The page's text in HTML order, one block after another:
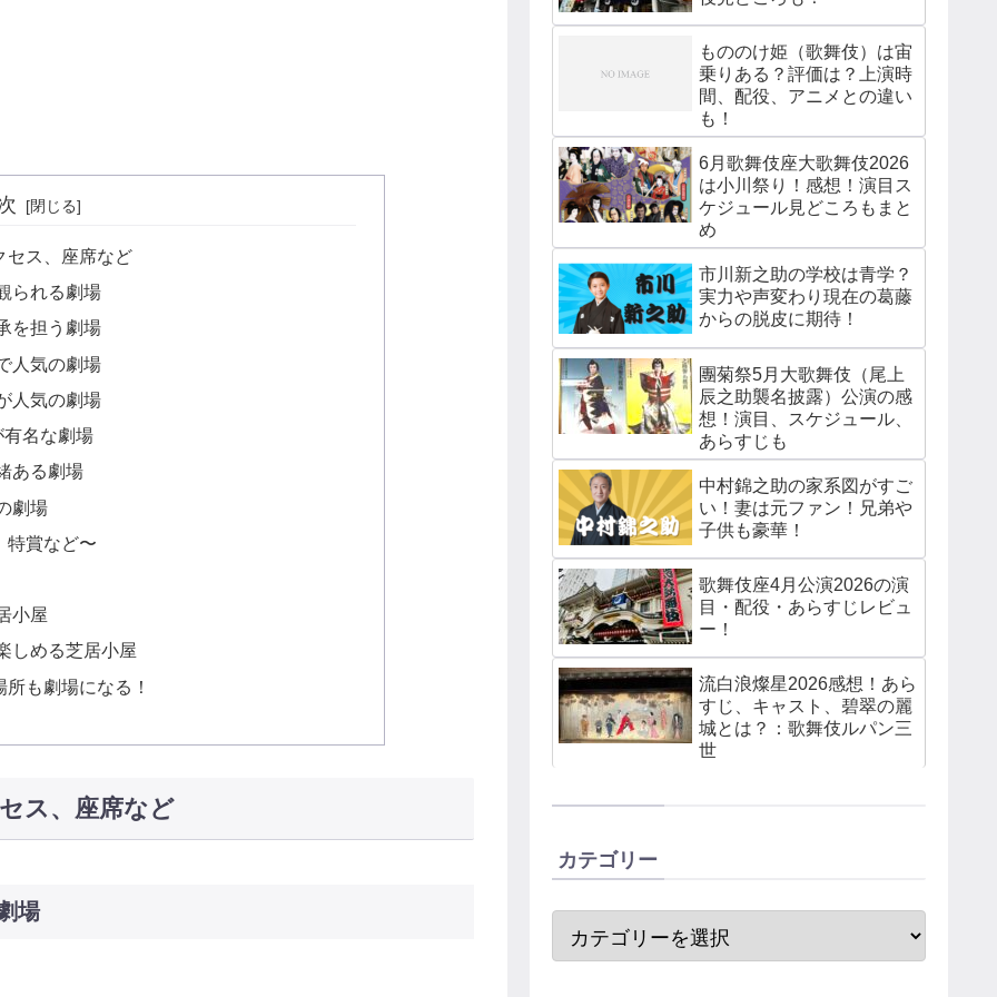
セス、座席など
られる劇場
を担う劇場
人気の劇場
人気の劇場
名な劇場
ある劇場
劇場
特賞など〜
小屋
しめる芝居小屋
も劇場になる！
ス、座席など
場
もののけ姫（歌舞伎）は宙
乗りある？評価は？上演時
間、配役、アニメとの違い
も！
6月歌舞伎座大歌舞伎2026
は小川祭り！感想！演目ス
ケジュール見どころもまと
め
市川新之助の学校は青学？
実力や声変わり現在の葛藤
からの脱皮に期待！
團菊祭5月大歌舞伎（尾上
辰之助襲名披露）公演の感
想！演目、スケジュール、
あらすじも
中村錦之助の家系図がすご
い！妻は元ファン！兄弟や
子供も豪華！
歌舞伎座4月公演2026の演
目・配役・あらすじレビュ
ー！
流白浪燦星2026感想！あら
すじ、キャスト、碧翠の麗
城とは？：歌舞伎ルパン三
世
カテゴリー